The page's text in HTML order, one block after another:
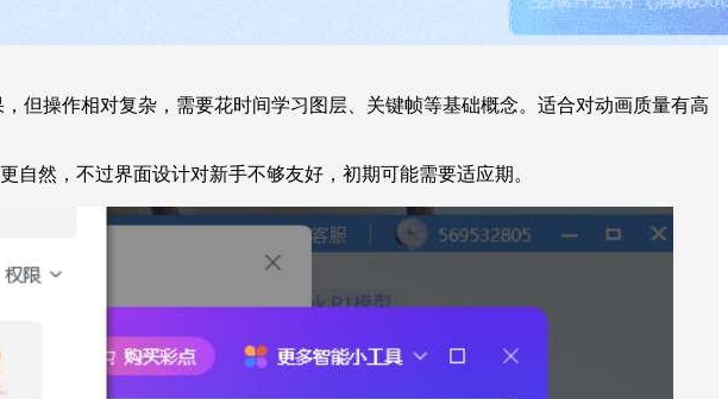
但操作相对复杂，需要花时间学习图层、关键帧等基础概念。适合对动画质量有高
自然，不过界面设计对新手不够友好，初期可能需要适应期。